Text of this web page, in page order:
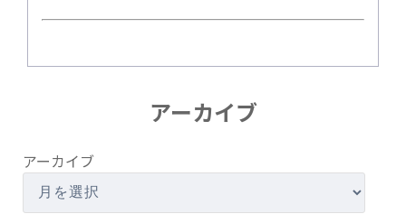
アーカイブ
アーカイブ